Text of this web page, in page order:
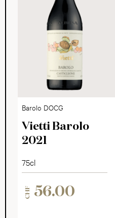
Barolo DOCG
Vietti Barolo
2021
75cl
CHF 56.00